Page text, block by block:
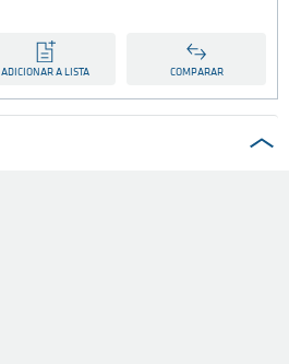
ADICIONAR A LISTA COMPARAR